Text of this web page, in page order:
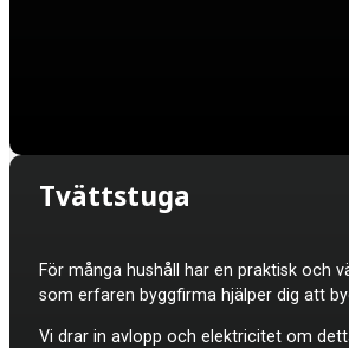
Tvättstuga
För många hushåll har en praktisk och
som erfaren byggfirma hjälper dig att
Vi drar in avlopp och elektricitet om